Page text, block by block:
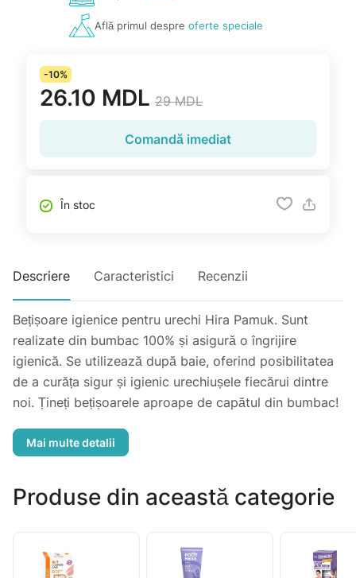
Află primul despre oferte speciale
-10%
26.10 MDL 29 MDL
Comandă imediat
În stoc
Descriere Caracteristici Recenzii
Bețișoare igienice pentru urechi Hira Pamuk. Sunt
realizate din bumbac 100% și asigură o îngrijire
igienică. Se utilizează după baie, oferind posibilitatea
de a curăța sigur și igienic urechiușele fiecărui dintre
noi. Țineți bețișoarele aproape de capătul din bumbac!
copii! Nu apăsați bețisorul în ureche! Nu lăsați produsul
Produse din această categorie